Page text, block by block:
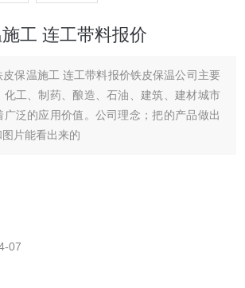
工 连工带料报价
皮保温施工 连工带料报价铁皮保温公司主要
化工、制药、酿造、石油、建筑、建材城市
泛的应用价值。公司理念；把的产品做出
片能看出来的
07